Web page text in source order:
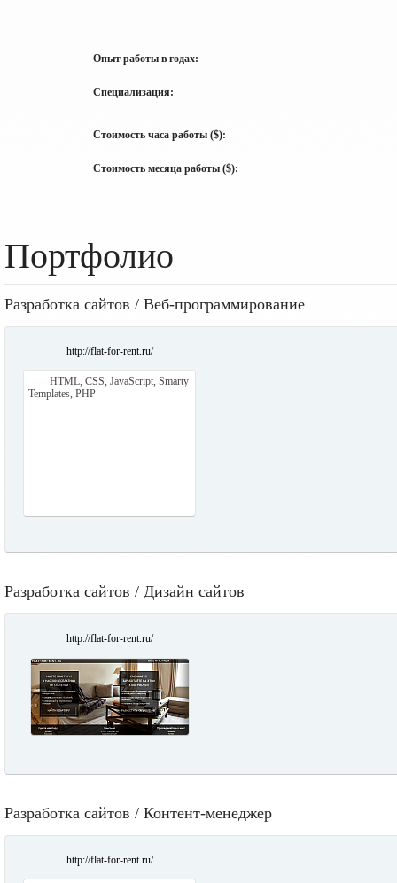
Опыт работы в годах:
Специализация:
Стоимость часа работы ($):
Стоимость месяца работы ($):
Портфолио
Разработка сайтов / Веб-программирование
http://flat-for-rent.ru/
HTML, CSS, JavaScript, Smarty
Templates, PHP
Разработка сайтов / Дизайн сайтов
http://flat-for-rent.ru/
Разработка сайтов / Контент-менеджер
http://flat-for-rent.ru/